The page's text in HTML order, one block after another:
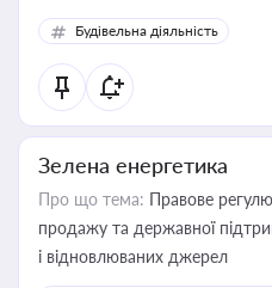
Будівельна діяльність
Зелена енергетика
Про що тема: Правове
продажу та державної
і відновлюваних джерел